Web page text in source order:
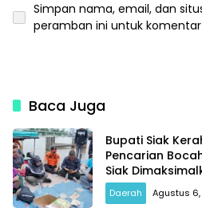
Simpan nama, email, dan
peramban ini untuk
Baca Juga
Bupati Siak
Pencarian
Siak
Daerah Agustus